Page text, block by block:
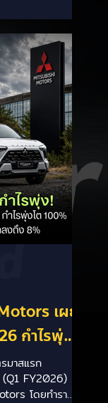
ที่ไม่มีโรงงาน
นจะมอบสิทธิ
กว่าให้กับผู้
โรงงานผลิตและ
นชิ้นส่วนใน
อ ครม.
นยายน 2569 นี้
รงงาน: รัฐบาล
และกระตุ้นการ
ห้สิทธิประโยชน์ดี
เผย
กำไรพุ่ง
ดขายโลก
Pajero
มาสแรก
FY2026)
โดยทำราย